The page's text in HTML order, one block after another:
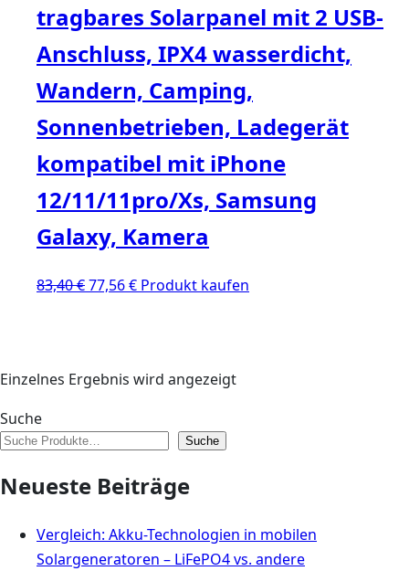
tragbares Solarpanel mit 2 USB-
Anschluss, IPX4 wasserdicht,
Wandern, Camping,
Sonnenbetrieben, Ladegerät
kompatibel mit iPhone
12/11/11pro/Xs, Samsung
Galaxy, Kamera
83,40€Ursprünglicher
77,56€Aktueller
Produkt kaufen
Einzelnes Ergebnis wird angezeigt
Suche
Suche
Neueste Beiträge
Vergleich: Akku-Technologien in mobilen
Solargeneratoren – LiFePO4 vs. andere